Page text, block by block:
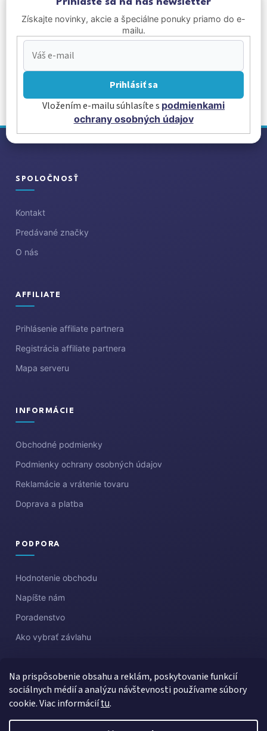
Na prispôsobenie obsahu a reklám, poskytovanie funkcií
sociálnych médií a analýzu návštevnosti používame súbory
cookie. Viac informáciítu.
Prihláste sa na náš newsletter
Získajte novinky, akcie a špeciálne ponuky priamo do e-
mailu.
Prihlásiť sa
Vložením e-mailu súhlasíte s podmienkami
ochrany osobných údajov
Z
SPOLOČNOSŤ
Kontakt
Predávané značky
O nás
AFFILIATE
Prihlásenie affiliate partnera
Registrácia affiliate partnera
Mapa serveru
INFORMÁCIE
Obchodné podmienky
Podmienky ochrany osobných údajov
Reklamácie a vrátenie tovaru
Doprava a platba
PODPORA
Hodnotenie obchodu
Napíšte nám
Poradenstvo
Ako vybrať závlahu